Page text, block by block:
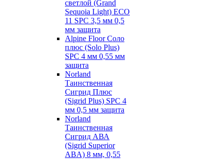
светлой (Grand
Sequoia Light) ECO
11 SPC 3,5 мм 0,5
мм защита
Alpine Floor Соло
плюс (Solo Plus)
SPC 4 мм 0,55 мм
защита
Norland
Таинственная
Сигрид Плюс
(Sigrid Plus) SPC 4
мм 0,5 мм защита
Norland
Таинственная
Сигрид АВА
(Sigrid Superior
ABA) 8 мм, 0,55